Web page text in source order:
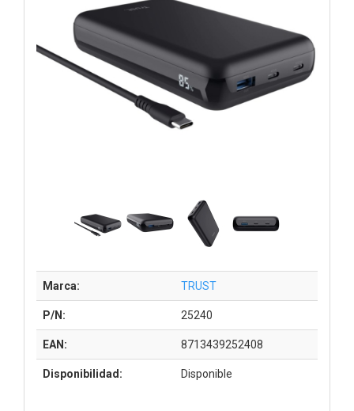
Marca: TRUST
P/N: 25240
EAN: 8713439252408
Disponibilidad: Disponible